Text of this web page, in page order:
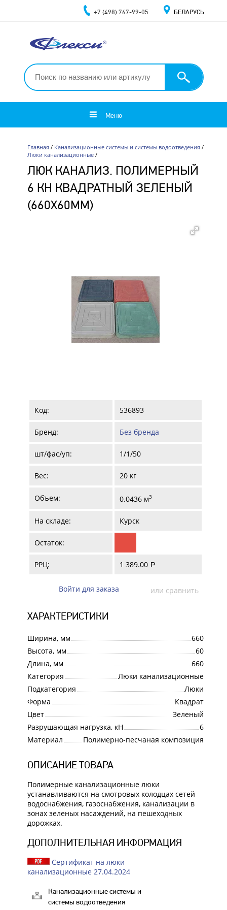
+7 (498) 767-99-05 БЕЛАРУСЬ
Меню
Главная/ Канализационные системы и системы водоотведения/
Люки канализационные/
ЛЮК КАНАЛИЗ. ПОЛИМЕРНЫЙ
6 КН КВАДРАТНЫЙ ЗЕЛЕНЫЙ
(660Х60ММ)
Код: 536893
Бренд: Без бренда
шт/фас/уп: 1/1/50
Вес: 20 кг
Объем: 0.0436 м3
На складе: Курск
Остаток:
РРЦ: 1 389.00 a
Войти для заказа или сравнить
ХАРАКТЕРИСТИКИ
Ширина, мм
660
Высота, мм
60
Длина, мм
660
Категория
Люки канализационные
Подкатегория
Люки
Форма
Квадрат
Цвет
Зеленый
Разрушающая нагрузка, кН
6
Материал
Полимерно-песчаная композиция
ОПИСАНИЕ ТОВАРА
Полимерные канализационные люки
устанавливаются на смотровых колодцах сетей
водоснабжения, газоснабжения, канализации в
зонах зеленых насаждений, на пешеходных
дорожках.
ДОПОЛНИТЕЛЬНАЯ ИНФОРМАЦИЯ
Сертификат на люки
канализационные 27.04.2024
Канализационные системы и
системы водоотведения